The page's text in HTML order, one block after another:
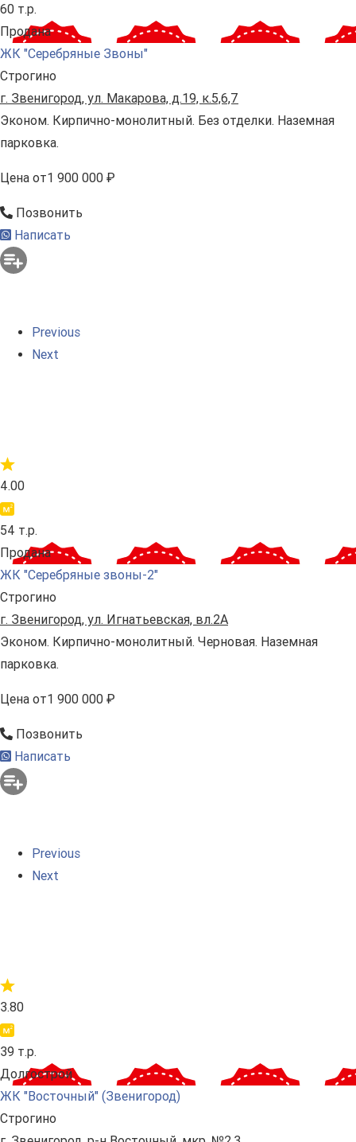
60 т.р.
Продана
ЖК "Серебряные Звоны"
Строгино
г. Звенигород, ул. Макарова, д.19, к.5,6,7
Эконом. Кирпично-монолитный. Без отделки. Наземная
парковка.
Цена от1 900 000 ₽
Позвонить
Написать
Previous
Next
4.00
54 т.р.
Продана
ЖК "Серебряные звоны-2"
Строгино
г. Звенигород, ул. Игнатьевская, вл.2А
Эконом. Кирпично-монолитный. Черновая. Наземная
парковка.
Цена от1 900 000 ₽
Позвонить
Написать
Previous
Next
3.80
39 т.р.
Долгострой
ЖК "Восточный" (Звенигород)
Строгино